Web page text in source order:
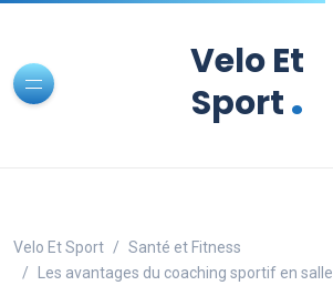
Velo Et
Sport.
Velo Et Sport
Santé et Fitness
Les avantages du coaching sportif en salle